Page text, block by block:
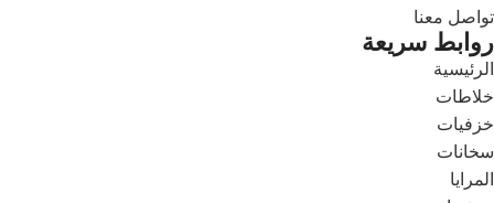
تواصل معنا
روابط سريعة
الرئيسية
خلاطات
خزفيات
سخانات
المرايا